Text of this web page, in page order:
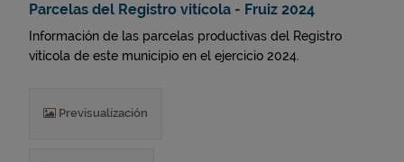
Parcelas del Registro vitícola - Fruiz 2024
Información de las parcelas productivas del Registro
vitícola de este municipio en el ejercicio 2024.
Previsualización